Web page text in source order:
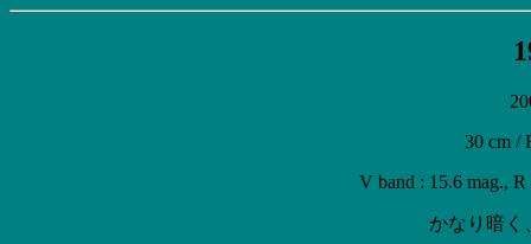
30 cm /
V band : 15.6 mag.,
かなり暗く